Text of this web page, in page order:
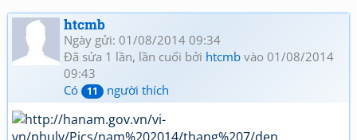
htcmb
Ngày gửi: 01/08/2014 09:34
Đã sửa 1 lần, lần cuối bởi htcmb vào 01/08/2014
09:43
Có
11 người thích